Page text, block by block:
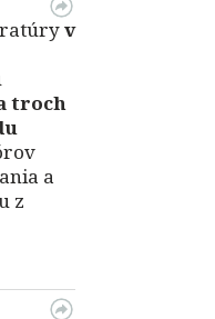
v
troch
a
z